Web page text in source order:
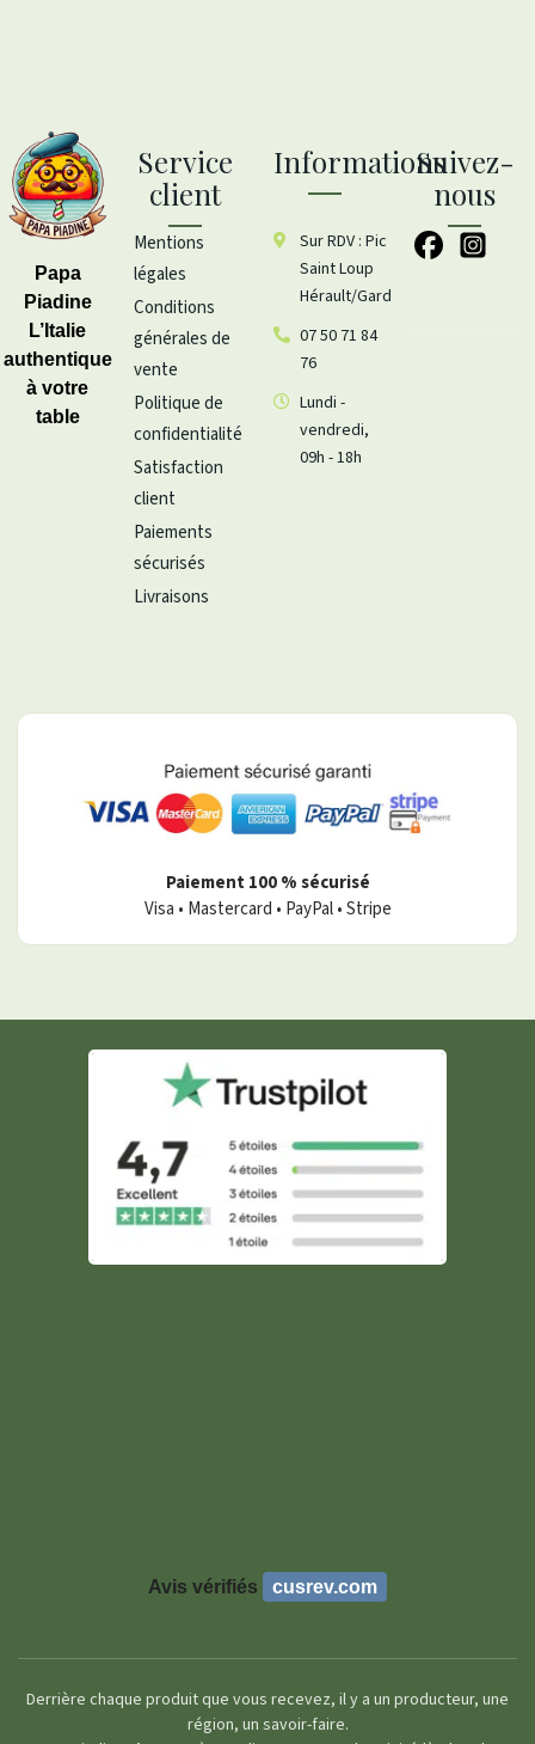
Papa
Piadine
L’Italie
authentique
à votre
table
Service
client
Mentions
légales
Conditions
générales de
vente
Politique de
confidentialité
Satisfaction
client
Paiements
sécurisés
Livraisons
Informations
Sur RDV : Pic
Saint Loup
Hérault/Gard
07 50 71 84
76
Lundi -
vendredi,
09h - 18h
Suivez-
nous
Paiement 100 % sécurisé
Visa • Mastercard • PayPal • Stripe
Avis vérifiés cusrev.com
Derrière chaque produit que vous recevez, il y a un producteur, une
région, un savoir-faire.